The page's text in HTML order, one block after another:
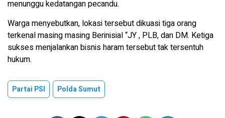
menunggu kedatangan pecandu.
Warga menyebutkan, lokasi tersebut dikuasi tiga orang
terkenal masing masing Berinisial “JY , PLB, dan DM. Ketiga
sukses menjalankan bisnis haram tersebut tak tersentuh
hukum.
Partai PSI Polda Sumut